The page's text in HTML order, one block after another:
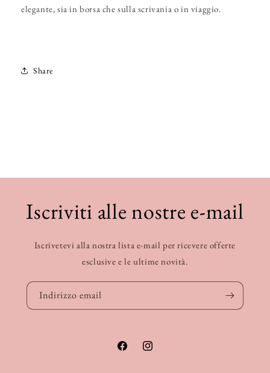
elegante, sia in borsa che sulla scrivania o in viaggio.
Share
Iscriviti alle nostre e-mail
Iscrivetevi alla nostra lista e-mail per ricevere offerte
esclusive e le ultime novità.
Indirizzo email
FacebookInstagram